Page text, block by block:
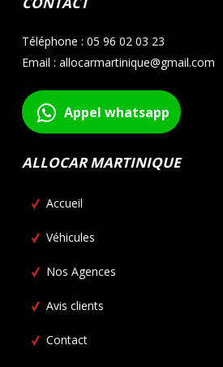
Téléphone : 05 96 02 03 23
Email : allocarmartinique@gmail.com
Appel whatsapp
ALLOCAR MARTINIQUE
Accueil
Véhicules
Nos Agences
Avis clients
Contact